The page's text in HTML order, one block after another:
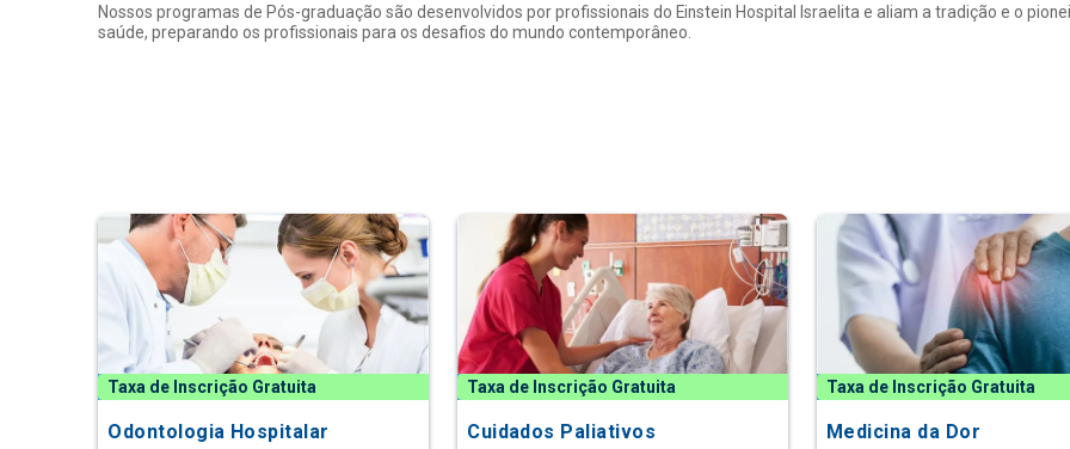
Nossos programas de Pós-graduação são desenvolvidos por profissionais do Einstein Hospital Israelita e aliam a tradição e o
saúde, preparando os profissionais para os desafios do mundo contemporâneo.
Taxa de Inscrição Gratuita
Odontologia Hospitalar
Taxa de Inscrição Gratuita
Cuidados Paliativos
Taxa de Inscrição Gratuita
Medicina da Dor